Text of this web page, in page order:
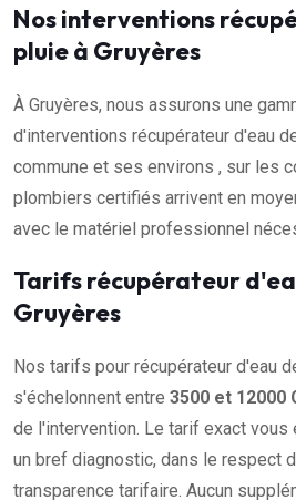
Nos interventions
pluie à Gruyères
À Gruyères, nous assurons une
d'interventions récupérateur d'eau
commune et ses environs , sur les
plombiers certifiés arrivent en
avec le matériel professionnel
Tarifs récupérateur
Gruyères
Nos tarifs pour récupérateur d'eau
s'échelonnent entre 3500 et 12000
de l'intervention. Le tarif exact vous
un bref diagnostic, dans le respect
transparence tarifaire. Aucun